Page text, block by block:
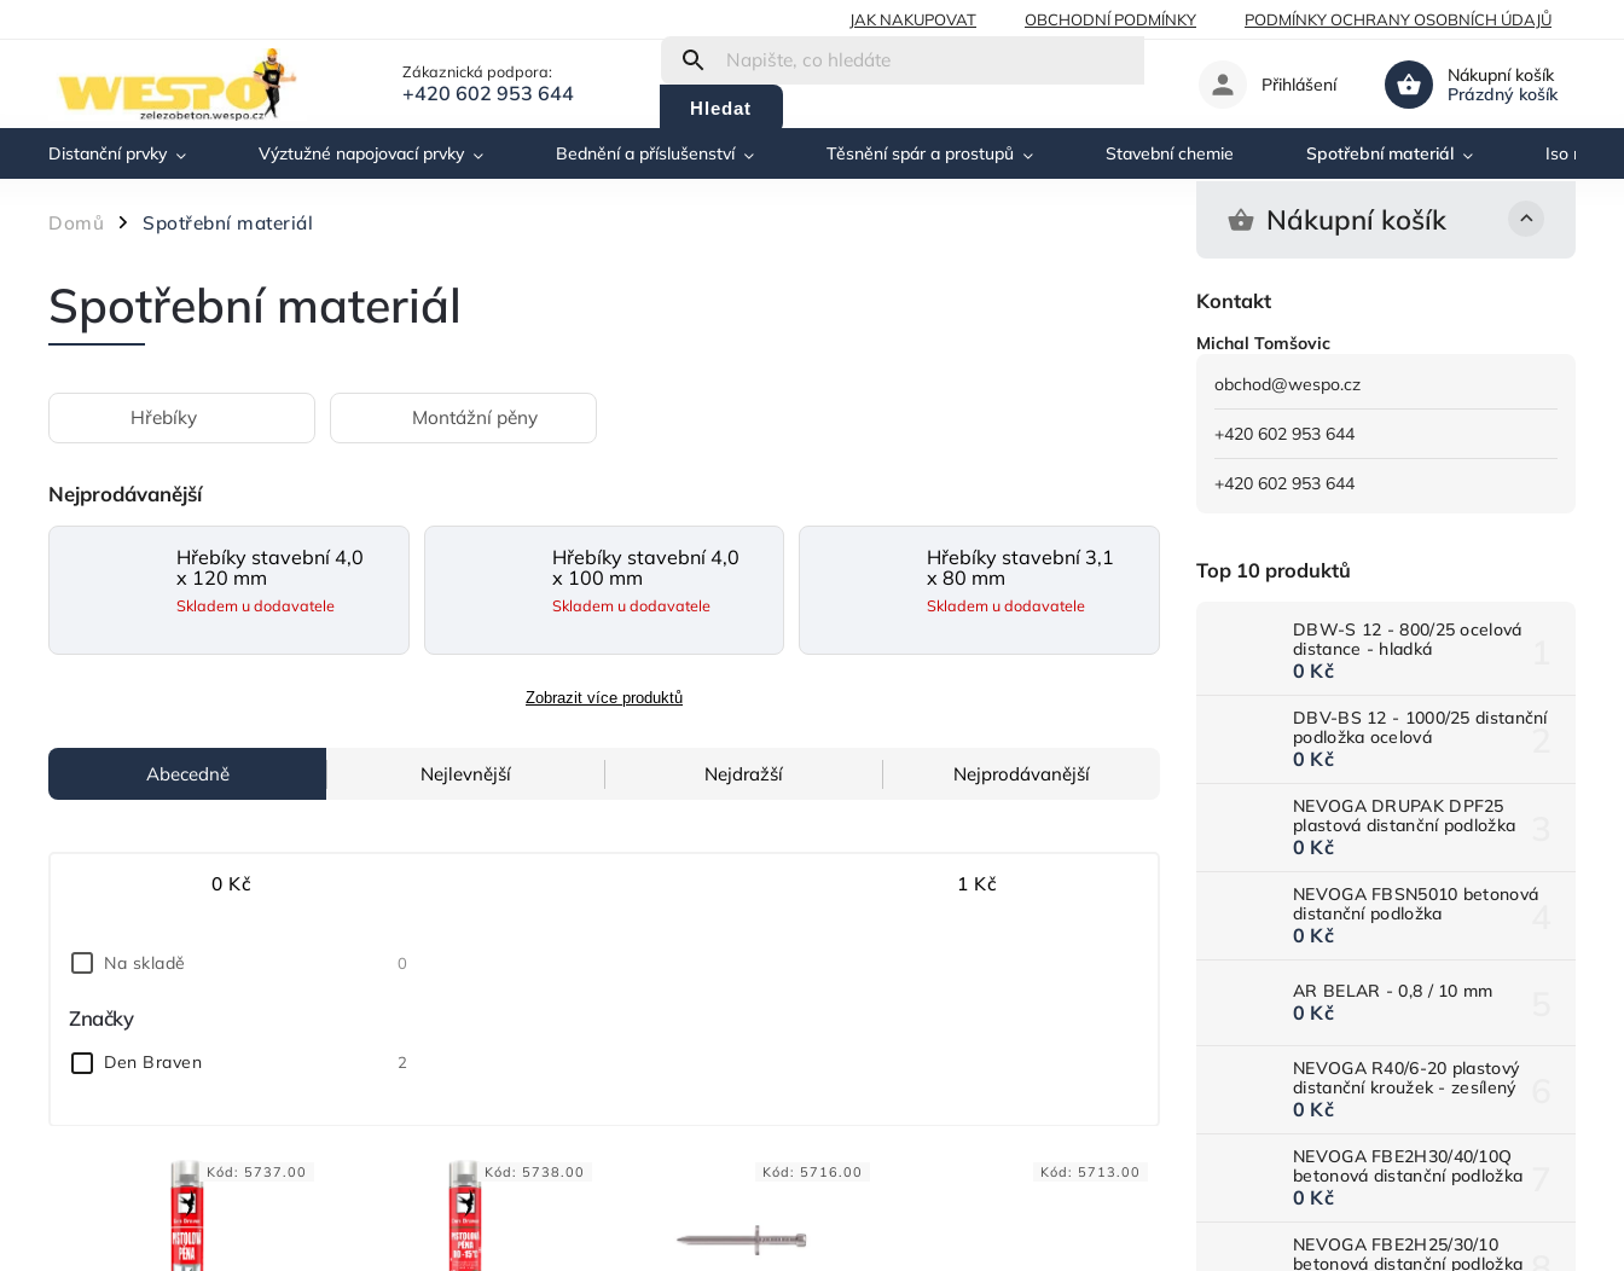
JAK NAKUPOVAT OBCHODNÍ PODMÍNKY PODMÍNKY OCHRANY OSOBNÍCH ÚDAJŮ
Zákaznická podpora:
+420 602 953 644
Hledat
Nákupní košík
Prázdný košík
Přihlášení
Distanční prvky Výztužné napojovací prvky Bednění a příslušenství Těsnění spár a prostupů Stavební chemie Spotřební materiál Iso
Domů / Spotřební materiál Nákupní košík
Kontakt
Michal Tomšovic
obchod@wespo.cz
+420 602 953 644
+420 602 953 644
Top 10 produktů
DBW-S 12 - 800/25 ocelová
distance - hladká
0 Kč
DBV-BS 12 - 1000/25 distanční
podložka ocelová
0 Kč
NEVOGA DRUPAK DPF25
plastová distanční podložka
0 Kč
NEVOGA FBSN5010 betonová
distanční podložka
0 Kč
AR BELAR - 0,8 / 10 mm
0 Kč
NEVOGA R40/6-20 plastový
distanční kroužek - zesílený
0 Kč
NEVOGA FBE2H30/40/10Q
betonová distanční podložka
0 Kč
NEVOGA FBE2H25/30/10
betonová distanční podložka
Spotřební materiál
Hřebíky Montážní pěny
Nejprodávanější
Hřebíky stavební 4,0
x 120 mm
Skladem u dodavatele
Hřebíky stavební 4,0
x 100 mm
Skladem u dodavatele
Hřebíky stavební 3,1
x 80 mm
Skladem u dodavatele
Zobrazit více produktů
Abecedně Nejlevnější Nejdražší Nejprodávanější
0 Kč 1 Kč
Na skladě 0
Značky
Den Braven 2
Kód: 5737.00 Kód: 5738.00 Kód: 5716.00 Kód: 5713.00